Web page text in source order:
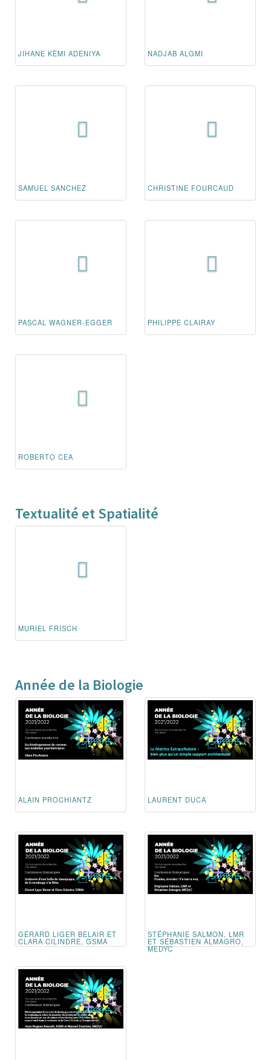
JIHANE KÈMI ADENIYA NADJAB ALGMI
SAMUEL SANCHEZ CHRISTINE FOURCAUD
PASCAL WAGNER-EGGER PHILIPPE CLAIRAY
ROBERTO CEA
Textualité et Spatialité
MURIEL FRISCH
Année de la Biologie
ALAIN PROCHIANTZ LAURENT DUCA
GÉRARD LIGER BELAIR ET
CLARA CILINDRE, GSMA
STÉPHANIE SALMON, LMR
ET SÉBASTIEN ALMAGRO,
MEDYC